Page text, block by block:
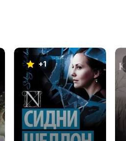
+1